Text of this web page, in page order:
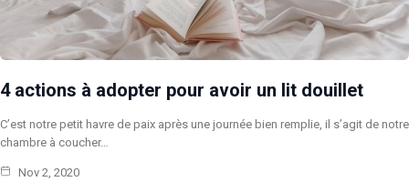
4 actions à adopter pour avoir un lit douillet
C’est notre petit havre de paix après une journée bien remplie, il s’agit de notre
chambre à coucher…
Nov 2, 2020